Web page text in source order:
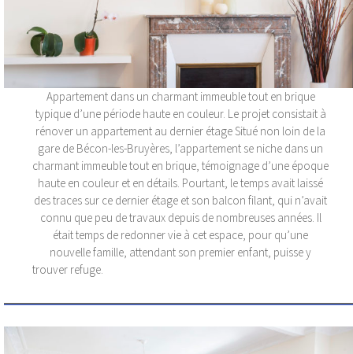
Appartement dans un charmant immeuble tout en brique
typique d’une période haute en couleur. Le projet consistait à
rénover un appartement au dernier étage Situé non loin de la
gare de Bécon-les-Bruyères, l’appartement se niche dans un
charmant immeuble tout en brique, témoignage d’une époque
haute en couleur et en détails. Pourtant, le temps avait laissé
des traces sur ce dernier étage et son balcon filant, qui n’avait
connu que peu de travaux depuis de nombreuses années. Il
était temps de redonner vie à cet espace, pour qu’une
nouvelle famille, attendant son premier enfant, puisse y
trouver refuge.